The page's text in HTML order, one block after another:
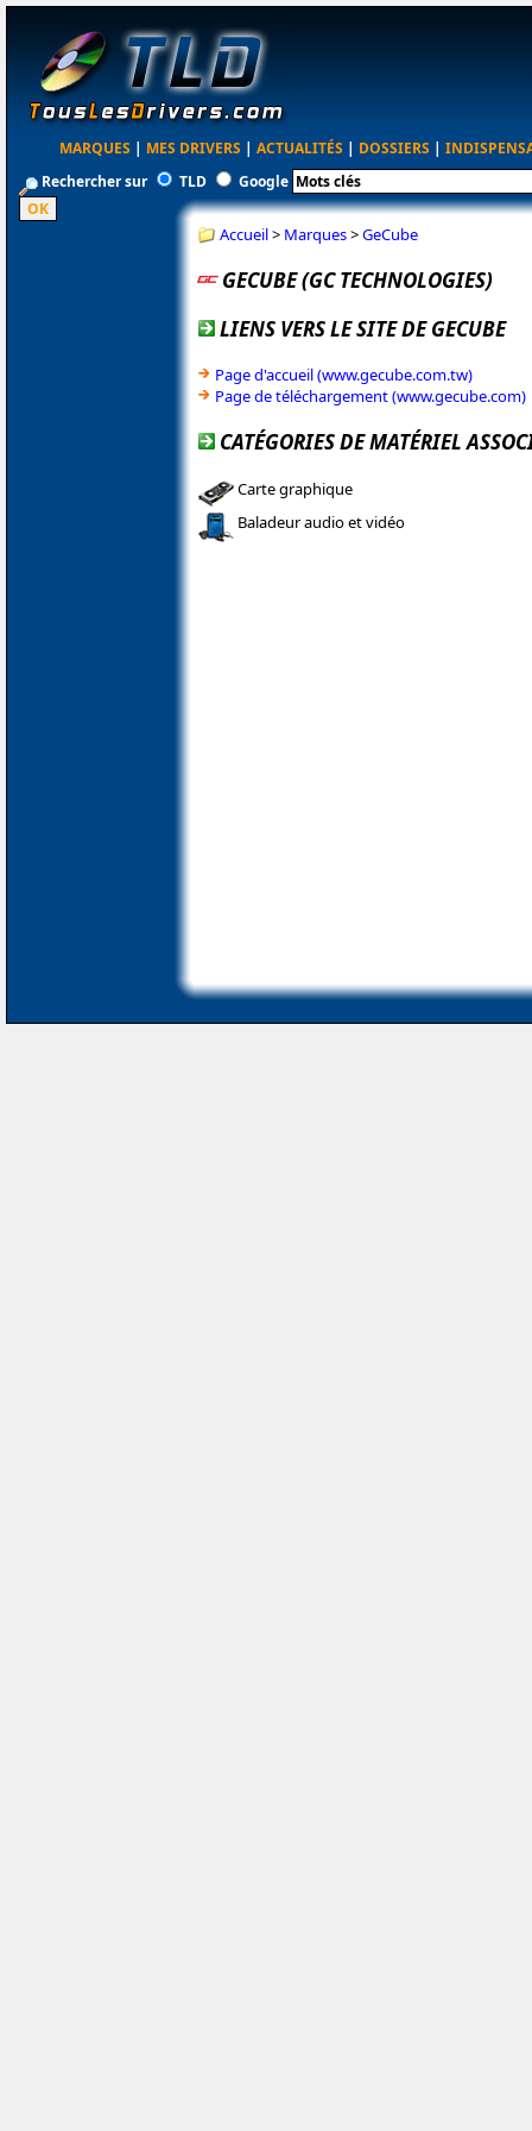
MARQUES | MES DRIVERS | ACTUALITÉS | DOSSIERS |
Rechercher sur
TLD Google
Accueil> Marques>GeCube
GECUBE (GC TECHNOLOGIES)
LIENS VERS LE SITE DE GECUBE
Page d'accueil (www.gecube.com.tw)
Page de téléchargement (www.gecube.com)
CATÉGORIES DE MATÉRIEL
Carte graphique
Baladeur audio et vidéo